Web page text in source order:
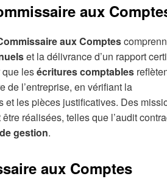
aux
aux Comptes
et la délivrance d’un rapport
que lesécritures comptables
de l’entreprise, en vérifiant la
et les pièces justificatives. Des
réalisées, telles que l’audit
gestion.
aux Comptes